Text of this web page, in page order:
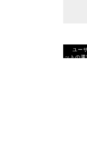
ユーザ
ットの運